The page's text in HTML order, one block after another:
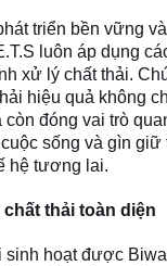
triển bền vững và
luôn áp dụng
xử lý chất thải.
hiệu quả không
còn đóng vai trò
sống và gìn giữ
hệ tương lai.
thải toàn diện
hoạt được